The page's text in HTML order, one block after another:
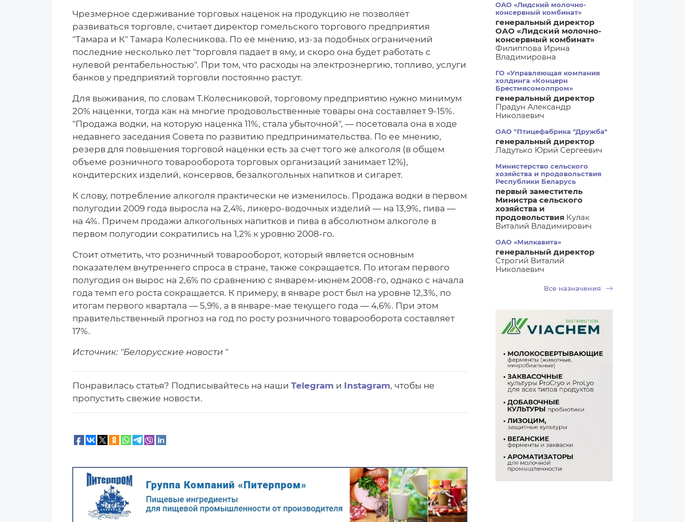
Чрезмерное сдерживание торговых наценок на продукцию не позволяет
развиваться торговле, считает директор гомельского торгового предприятия
"Тамара и К" Тамара Колесникова. По ее мнению, из-за подобных ограничений
последние несколько лет "торговля падает в яму, и скоро она будет работать с
нулевой рентабельностью". При том, что расходы на электроэнергию, топливо, услуги
банков у предприятий торговли постоянно растут.
Для выживания, по словам Т.Колесниковой, торговому предприятию нужно минимум
20% наценки, тогда как на многие продовольственные товары она составляет 9-15%.
"Продажа водки, на которую наценка 11%, стала убыточной", — посетовала она в ходе
недавнего заседания Совета по развитию предпринимательства. По ее мнению,
резерв для повышения торговой наценки есть за счет того же алкоголя (в общем
объеме розничного товарооборота торговых организаций занимает 12%),
кондитерских изделий, консервов, безалкогольных напитков и сигарет.
К слову, потребление алкоголя практически не изменилось. Продажа водки в первом
полугодии 2009 года выросла на 2,4%, ликеро-водочных изделий — на 13,9%, пива —
на 4%. Причем продажи алкогольных напитков и пива в абсолютном алкоголе в
первом полугодии сократились на 1,2% к уровню 2008-го.
Стоит отметить, что розничный товарооборот, который является основным
показателем внутреннего спроса в стране, также сокращается. По итогам первого
полугодия он вырос на 2,6% по сравнению с январем-июнем 2008-го, однако с начала
года темп его роста сокращается. К примеру, в январе рост был на уровне 12,3%, по
итогам первого квартала — 5,9%, а в январе-мае текущего года — 4,6%. При этом
правительственный прогноз на год по росту розничного товарооборота составляет
17%.
Источник: "Белорусские новости "
Понравилась статья? Подписывайтесь на наши Telegram и Instagram, чтобы не
пропустить свежие новости.
ОАО «Лидский молочно-
консервный комбинат»
генеральный директор
ОАО «Лидский молочно-
консервный комбинат»
Филиппова Ирина
Владимировна
ГО «Управляющая компания
холдинга «Концерн
Брестмясомолпром»
генеральный директор
Прадун Александр
Николаевич
ОАО "Птицефабрика "Дружба"
генеральный директор
Ладутько Юрий Сергеевич
Министерство сельского
хозяйства и продовольствия
Республики Беларусь
первый заместитель
Министра сельского
хозяйства и
продовольствия Кулак
Виталий Владимирович
ОАО «Милкавита»
генеральный директор
Строгий Виталий
Николаевич
Все назначения